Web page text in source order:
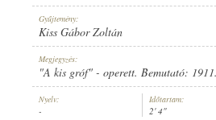
NO. 8738
Gyűjtemény:
Kiss Gábor Zoltán
Megjegyzés:
"A kis gróf" - operett. Bemutató:
Nyelv:
-
Időtartam:
2' 4"